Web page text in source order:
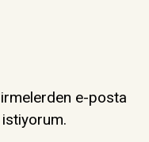
e-posta